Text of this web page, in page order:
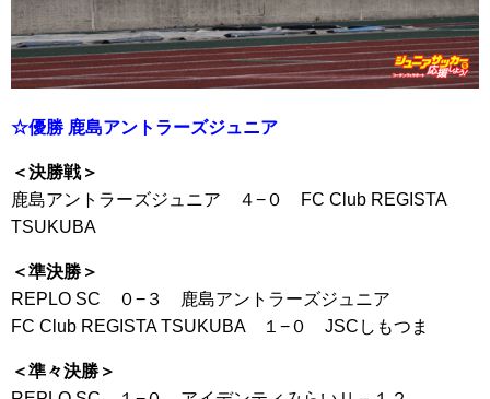
☆優勝 鹿島アントラーズジュニア
＜決勝戦＞
鹿島アントラーズジュニア ４−０ FC Club REGISTA
TSUKUBA
＜準決勝＞
REPLO SC ０−３ 鹿島アントラーズジュニア
FC Club REGISTA TSUKUBA １−０ JSCしもつま
＜準々決勝＞